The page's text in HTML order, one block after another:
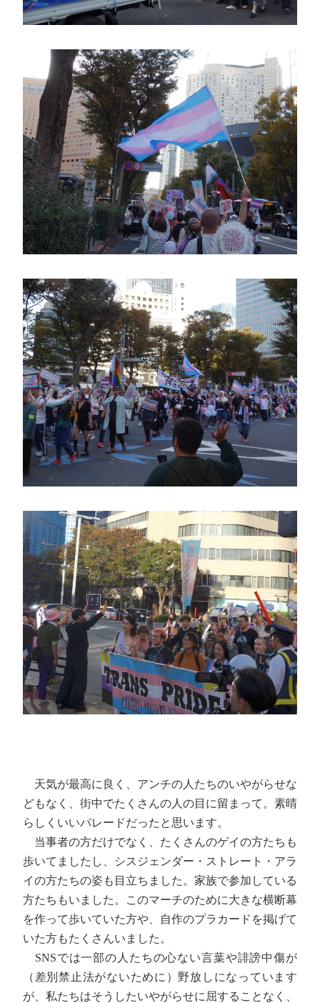
天気が最高に良く、アンチの人たちのいやがらせな
どもなく、街中でたくさんの人の目に留まって。素晴
らしくいいパレードだったと思います。
当事者の方だけでなく、たくさんのゲイの方たちも
歩いてましたし、シスジェンダー・ストレート・アラ
イの方たちの姿も目立ちました。家族で参加している
方たちもいました。このマーチのために大きな横断幕
を作って歩いていた方や、自作のプラカードを掲げて
いた方もたくさんいました。
SNSでは一部の人たちの心ない言葉や誹謗中傷が
（差別禁止法がないために）野放しになっています
が、私たちはそうしたいやがらせに屈することなく、